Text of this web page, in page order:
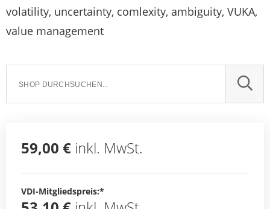
volatility, uncertainty, comlexity, ambiguity, VUKA,
value management
59,00 € inkl. MwSt.
VDI-Mitgliedspreis:*